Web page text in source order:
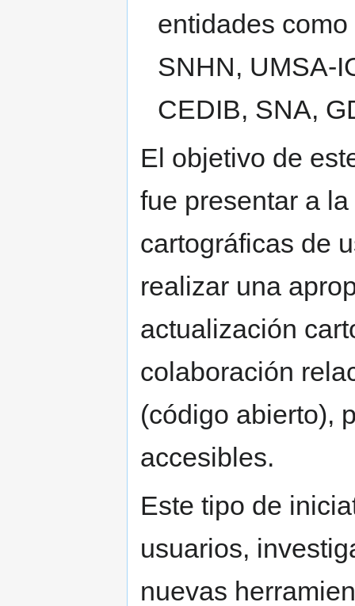
entidades
SNHN, UMSA-
CEDIB, SNA,
El objetivo de
fue presentar a
cartográficas de
realizar una
actualización
colaboración
(código abierto),
accesibles.
Este tipo de
usuarios,
nuevas